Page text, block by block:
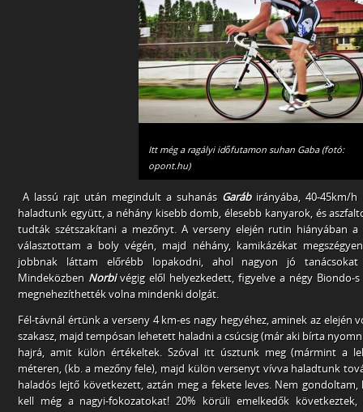
Itt még a ragályi időfutamon suhan Gaba (fotó:
opont.hu)
A lassú rajt után megindult a suhanás Garábirányába, 40-45km/h
haladtunk együtt, a néhány kisebb domb, élesebb kanyarok, és
tudták szétszakítani a mezőnyt. A verseny elején rutin hiányában a
választottam a boly végén, majd néhány, kamikázékat
jobbnak láttam előrébb lopakodni, ahol nagyon jó
Mindeközben Norbivégig elől helyezkedett, figyelve a négy Biondo-
megnehezíthették volna mindenki dolgát.
Fél-távnál értünk a verseny 4 km-es nagy hegyéhez, aminek az elején
szakasz, majd tempósan lehetett haladni a csúcsig (már aki bírta
hajrá, amit külön értékeltek. Szóval itt úsztunk meg (mármint a
méteren, (kb. a mezőny fele), majd külön versenyt vívva haladtunk
haladós lejtő következett, aztán meg a fekete leves. Nem
kell még a nagyi-fokozatokat! 20% körüli emelkedők